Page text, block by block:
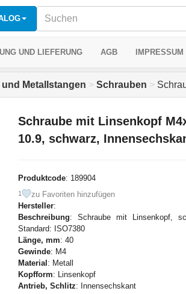
UND LIEFERUNG AGB IMPRESSUM
Metallstangen > Schrauben >
Schraube mit Linsenkopf
10.9, schwarz,
Produktcode: 189904
1
zu Favoriten hinzufügen
Hersteller:
Beschreibung: Schraube mit Linsenkopf,
Standard: ISO7380
Länge, mm: 40
Gewinde: M4
Material : Metall
Kopfform: Linsenkopf
Antrieb, Schlitz: Innensechskant